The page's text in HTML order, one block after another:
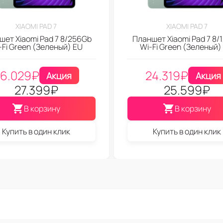
XIAOMI PAD 7
Xiaomi Pad 7 8/256Gb
Green (Зеленый) EU
₽ Акция
27.399₽
В корзину
Купить в один клик
XIAOMI PAD 7
Планшет Xiaomi Pad 7 8/
Wi-Fi Green (Зеленый)
24.319₽ Акция
25.599₽
В корзину
Купить в один клик